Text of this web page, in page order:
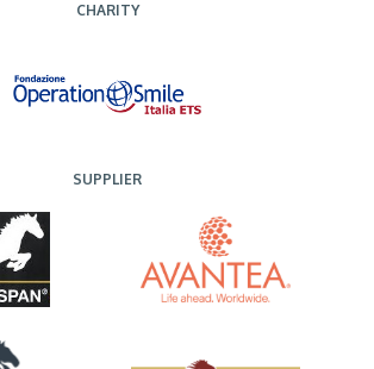
CHARITY
SUPPLIER